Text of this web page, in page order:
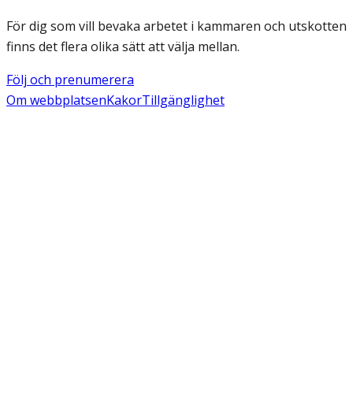
För dig som vill bevaka arbetet i kammaren och utskotten
finns det flera olika sätt att välja mellan.
Följ och prenumerera
Om webbplatsenKakorTillgänglighet